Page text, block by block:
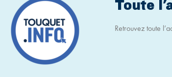
Toute
Retrouvez toute